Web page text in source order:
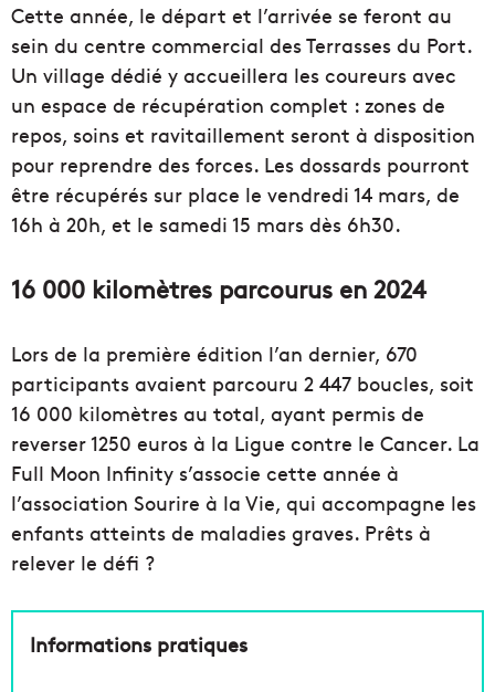
Cette année, le départ et l’arrivée se feront au
sein du centre commercial des Terrasses du Port.
Un village dédié y accueillera les coureurs avec
un espace de récupération complet : zones de
repos, soins et ravitaillement seront à disposition
pour reprendre des forces. Les dossards pourront
être récupérés sur place le vendredi 14 mars, de
16h à 20h, et le samedi 15 mars dès 6h30.
16 000 kilomètres parcourus en 2024
Lors de la première édition l’an dernier, 670
participants avaient parcouru 2 447 boucles, soit
16 000 kilomètres au total, ayant permis de
reverser 1250 euros à la Ligue contre le Cancer. La
Full Moon Infinity s’associe cette année à
l’association Sourire à la Vie, qui accompagne les
enfants atteints de maladies graves. Prêts à
relever le défi ?
Informations pratiques